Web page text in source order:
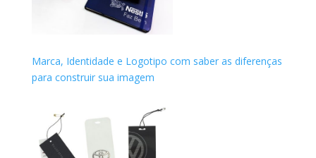
Marca, Identidade e Logotipo com saber as diferenças
para construir sua imagem